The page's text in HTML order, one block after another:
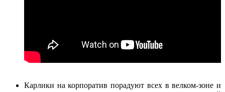
Карлики на корпоратив порадуют всех в велком-зоне и